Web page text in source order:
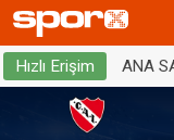
Hızlı Erişim ANA